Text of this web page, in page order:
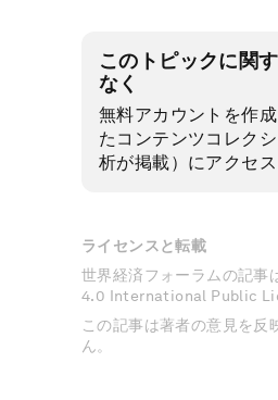
このトピックに関
なく
無料アカウントを作
たコンテンツコレク
析が掲載）にアクセス
ライセンスと転載
世界経済フォーラムの記
4.0 International Public
この記事は著者の意見を
ん。